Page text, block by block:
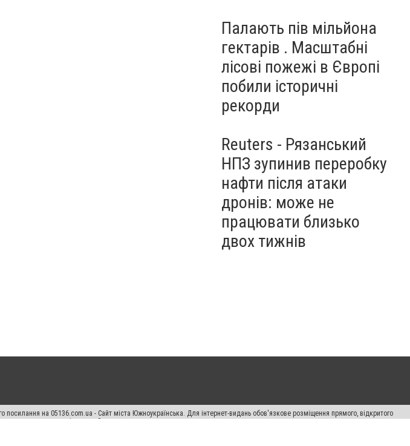
Палають пів мільйона
гектарів . Масштабні
лісові пожежі в Європі
побили історичні
рекорди
Reuters - Рязанський
НПЗ зупинив переробку
нафти після атаки
дронів: може не
працювати близько
двох тижнів
на 05136.com.ua - Сайт міста Южноукраїнська. Для інтернет-видань обов'язкове розміщення прямого, відкритого
прав переслідується Законом.